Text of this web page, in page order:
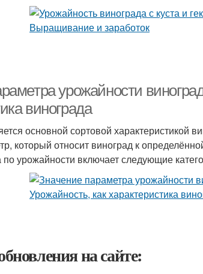
урожайности
винограда
основной сортовой характеристикой
который относит виноград к
по урожайности включает следующие
на сайте: